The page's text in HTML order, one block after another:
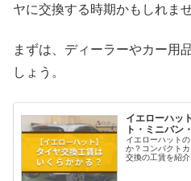
ヤに交換する時期かもしれませ
まずは、ディーラーやカー用
しょう。
イエローハッ
ト・ミニバン
イエローハット
か？コンパクト
交換の工賃を紹